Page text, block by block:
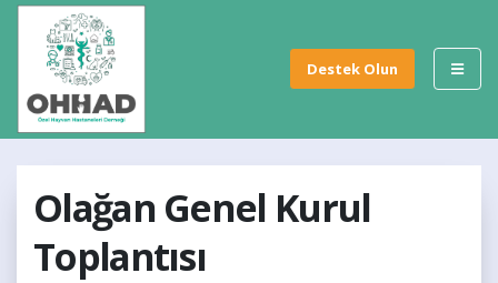
Destek Olun
Olağan Genel Kurul
Toplantısı